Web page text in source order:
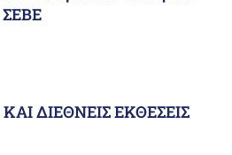
ΔΙΕΘΝΕΙΣ ΕΚΘΕΣΕΙΣ